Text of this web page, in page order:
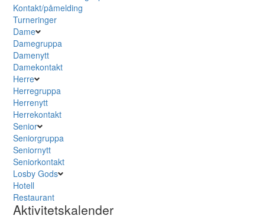
Kontakt/påmelding
Turneringer
Dame
Damegruppa
Damenytt
Damekontakt
Herre
Herregruppa
Herrenytt
Herrekontakt
Senior
Seniorgruppa
Seniornytt
Seniorkontakt
Losby Gods
Hotell
Restaurant
Aktivitetskalender